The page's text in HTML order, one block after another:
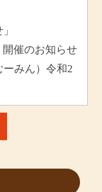
催のお知らせ
みん）令和2